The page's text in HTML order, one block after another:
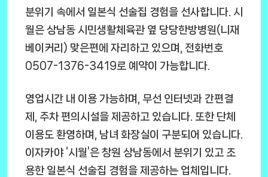
분위기 속에서 일본식 선술집 경험을 선사합니다. 시
월은 상남동 시민생활체육관 옆 당당한방병원(니재
베이커리) 맞은편에 자리하고 있으며, 전화번호
0507-1376-3419로 예약이 가능합니다.
영업시간 내 이용 가능하며, 무선 인터넷과 간편결
제, 주차 편의시설을 제공하고 있습니다. 또한 단체
이용도 환영하며, 남녀 화장실이 구분되어 있습니다.
이자카야 ‘시월’은 창원 상남동에서 분위기 있고 조
용한 일본식 선술집 경험을 제공하는 업체입니다.